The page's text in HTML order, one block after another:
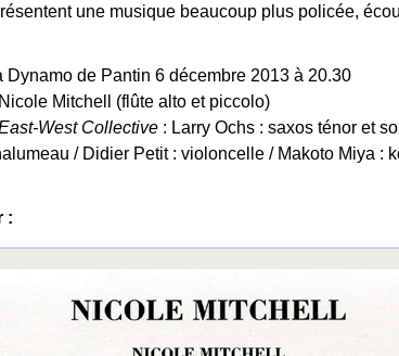
une musique beaucoup plus policée,
Dynamo de Pantin 6 décembre 2013 à 20.30
Mitchell (flûte alto et piccolo)
West Collective : Larry Ochs : saxos ténor et
/ Didier Petit : violoncelle / Makoto Miya :
: